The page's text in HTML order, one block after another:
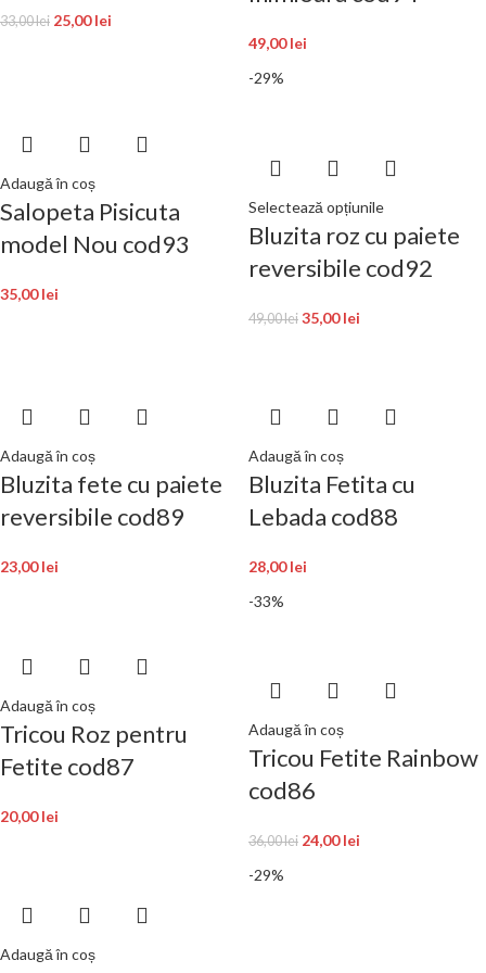
33,00lei 25,00lei
49,00lei
Adaugă în coș
Salopeta Pisicuta
model Nou cod93
35,00lei
-29%
Selectează opțiunile
Bluzita roz cu paiete
reversibile cod92
49,00lei 35,00lei
Adaugă în coș
Bluzita fete cu paiete
reversibile cod89
23,00lei
Adaugă în coș
Bluzita Fetita cu
Lebada cod88
28,00lei
Adaugă în coș
Tricou Roz pentru
Fetite cod87
20,00lei
-33%
Adaugă în coș
Tricou Fetite Rainbow
cod86
36,00lei 24,00lei
Adaugă în coș
-29%